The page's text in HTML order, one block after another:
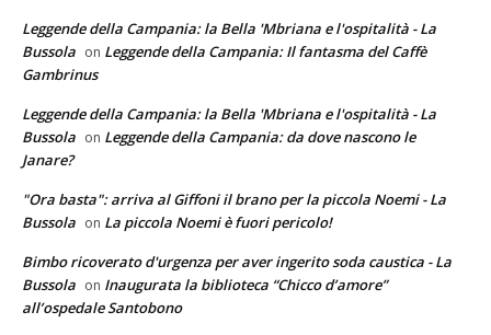
Leggende della Campania: la Bella 'Mbriana e l'ospitalità - La
Bussola on Leggende della Campania: Il fantasma del Caffè
Gambrinus
Leggende della Campania: la Bella 'Mbriana e l'ospitalità - La
Bussola on Leggende della Campania: da dove nascono le
Janare?
"Ora basta": arriva al Giffoni il brano per la piccola Noemi - La
Bussola on La piccola Noemi è fuori pericolo!
Bimbo ricoverato d'urgenza per aver ingerito soda caustica - La
Bussola on Inaugurata la biblioteca “Chicco d’amore”
all’ospedale Santobono